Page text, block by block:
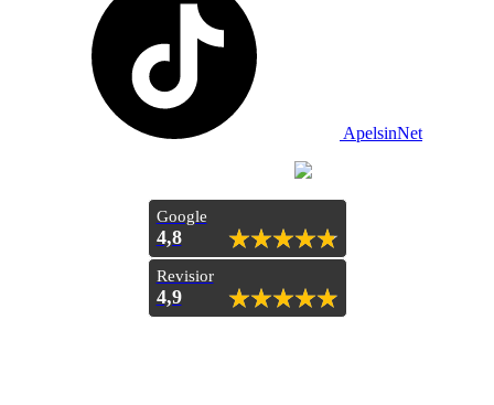
ApelsinNet
Google
4,8
Revisior
4,9